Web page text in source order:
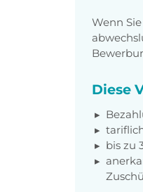
Wenn
Diese
bis zu